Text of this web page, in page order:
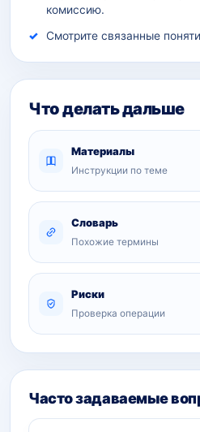
комиссию.
Смотрите связанные
Что делать дальше
Материалы
Инструкции по теме
Словарь
Похожие термины
Риски
Проверка операции
Часто задаваемые